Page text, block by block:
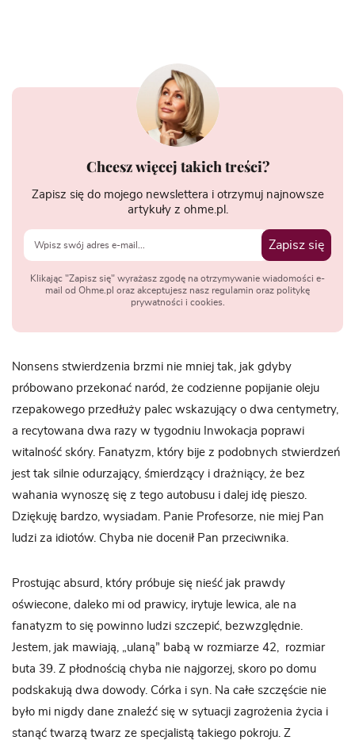
Chcesz więcej takich treści?
Zapisz się do mojego newslettera i otrzymuj najnowsze
artykuły z ohme.pl.
Zapisz się
Klikając "Zapisz się" wyrażasz zgodę na otrzymywanie wiadomości e-
mail od Ohme.pl oraz akceptujesz nasz regulamin oraz politykę
prywatności i cookies.
Nonsens stwierdzenia brzmi nie mniej tak, jak gdyby
próbowano przekonać naród, że codzienne popijanie oleju
rzepakowego przedłuży palec wskazujący o dwa centymetry,
a recytowana dwa razy w tygodniu Inwokacja poprawi
witalność skóry. Fanatyzm, który bije z podobnych stwierdzeń
jest tak silnie odurzający, śmierdzący i drażniący, że bez
wahania wynoszę się z tego autobusu i dalej idę pieszo.
Dziękuję bardzo, wysiadam. Panie Profesorze, nie miej Pan
ludzi za idiotów. Chyba nie docenił Pan przeciwnika.
Prostując absurd, który próbuje się nieść jak prawdy
oświecone, daleko mi od prawicy, irytuje lewica, ale na
fanatyzm to się powinno ludzi szczepić, bezwzględnie.
Jestem, jak mawiają, „ulaną” babą w rozmiarze 42, rozmiar
buta 39. Z płodnością chyba nie najgorzej, skoro po domu
podskakują dwa dowody. Córka i syn. Na całe szczęście nie
było mi nigdy dane znaleźć się w sytuacji zagrożenia życia i
stanąć twarzą twarz ze specjalistą takiego pokroju. Z